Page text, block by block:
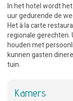
In het hotel wordt
uur gedurende de
Het à la carte
regionale gerechten.
houden met
kunnen gasten
tuin.
Kamers